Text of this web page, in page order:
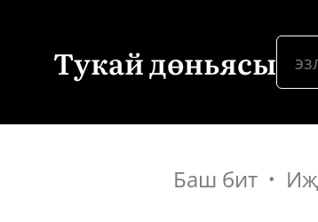
Тукай дөньясы
Баш бит